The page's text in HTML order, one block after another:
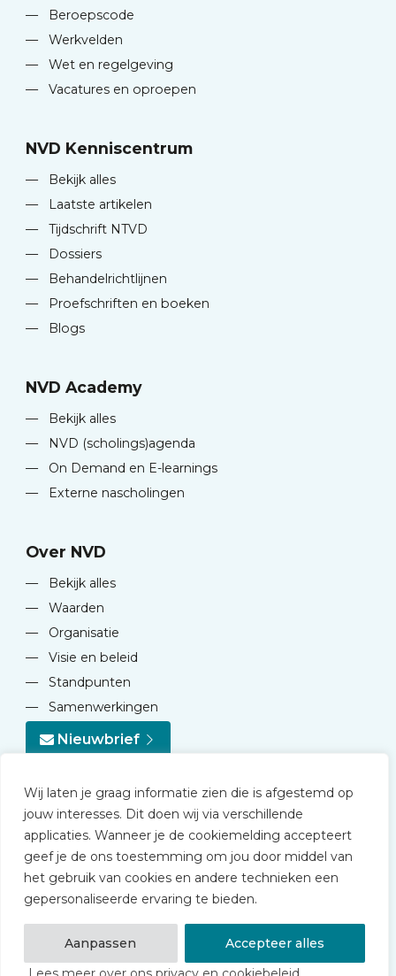
Wij laten je graag informatie zien die is afgestemd op
jouw interesses. Dit doen wij via verschillende
applicaties. Wanneer je de cookiemelding accepteert
geef je de ons toestemming om jou door middel van
het gebruik van cookies en andere technieken een
gepersonaliseerde ervaring te bieden.
Aanpassen
Accepteer alles
—
Beroepscode
—
Werkvelden
—
Wet en regelgeving
—
Vacatures en oproepen
NVD Kenniscentrum
—
Bekijk alles
—
Laatste artikelen
—
Tijdschrift NTVD
—
Dossiers
—
Behandelrichtlijnen
—
Proefschriften en boeken
—
Blogs
NVD Academy
—
Bekijk alles
—
NVD (scholings)agenda
—
On Demand en E-learnings
—
Externe nascholingen
Over NVD
—
Bekijk alles
—
Waarden
—
Organisatie
—
Visie en beleid
—
Standpunten
—
Samenwerkingen
Nieuwbrief
© 2026 NVD
Privacy statement
Disclaimer